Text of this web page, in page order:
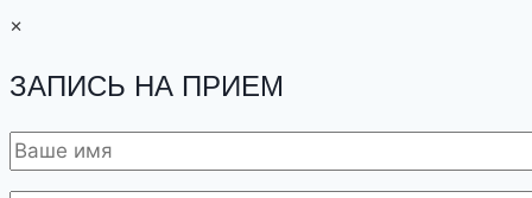
×
ЗАПИСЬ НА ПРИЕМ